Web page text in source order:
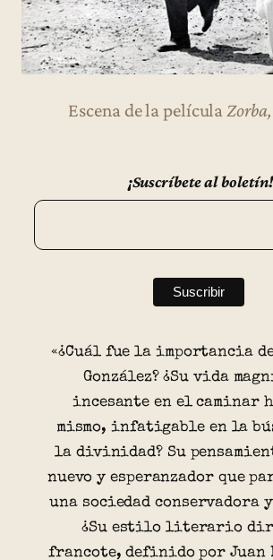
Escena de la película
¡Suscríbete al boletín!
«¿Cuál fue la importancia
González? ¿Su vida
incesante en el caminar
mismo, infatigable en la
la divinidad? Su
nuevo y esperanzador que
una sociedad conservadora
¿Su estilo literario
francote, definido por Juan